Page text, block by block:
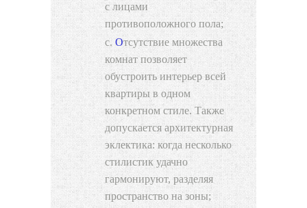
с лицами
противоположного пола;
Отсутствие множества
комнат позволяет
обустроить интерьер всей
квартиры в одном
конкретном стиле. Также
допускается архитектурная
эклектика: когда несколько
стилистик удачно
гармонируют, разделяя
пространство на зоны;